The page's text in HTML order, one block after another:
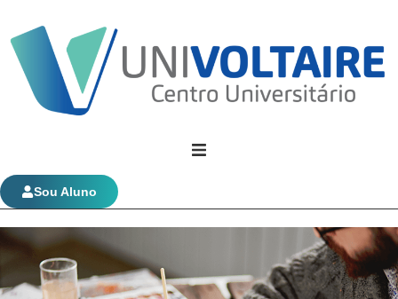
Univoltaire
Graduação
Evolução Funcional
Sou Aluno